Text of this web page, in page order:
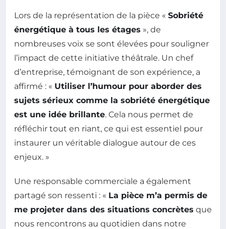
Lors de la représentation de la pièce « Sobriété
énergétique à tous les étages », de
nombreuses voix se sont élevées pour souligner
l’impact de cette initiative théâtrale. Un chef
d’entreprise, témoignant de son expérience, a
affirmé : « Utiliser l’humour pour aborder des
sujets sérieux comme la sobriété énergétique
est une idée brillante. Cela nous permet de
réfléchir tout en riant, ce qui est essentiel pour
instaurer un véritable dialogue autour de ces
enjeux. »
Une responsable commerciale a également
partagé son ressenti : « La pièce m’a permis de
me projeter dans des situations concrètes que
nous rencontrons au quotidien dans notre